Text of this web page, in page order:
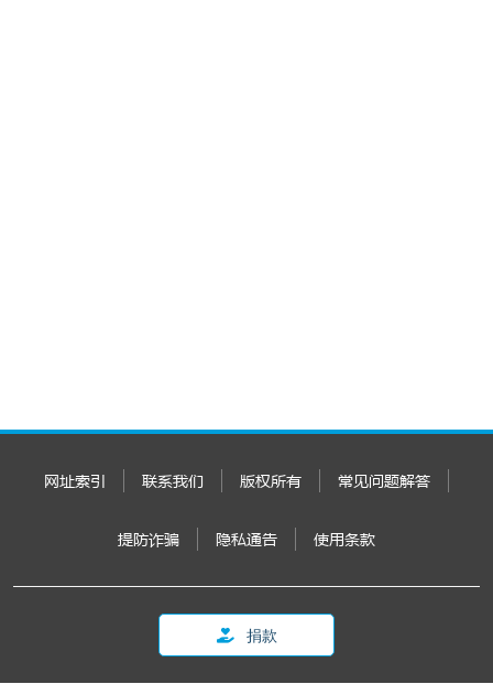
网址索引 联系我们 版权所有 常见问题解答
提防诈骗 隐私通告 使用条款
捐款